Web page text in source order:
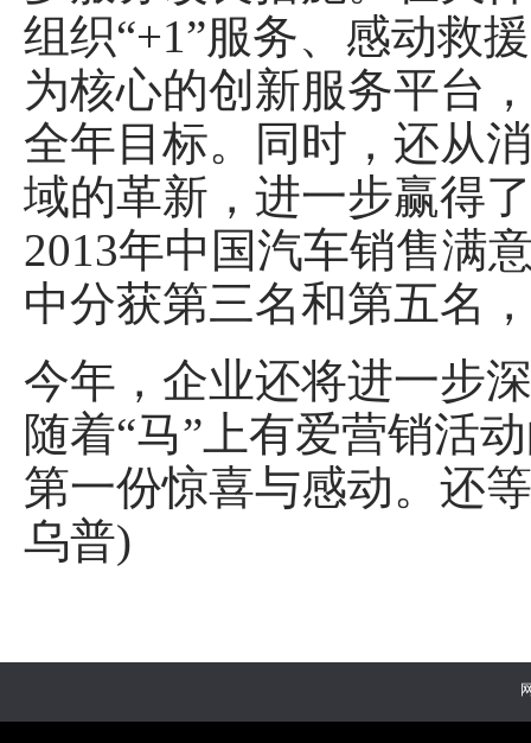
组织“+1”服务、感动救
为核心的创新服务平台
全年目标。同时，还从
域的革新，进一步赢得
2013年中国汽车销售满
中分获第三名和第五名
今年，企业还将进一步
随着“马”上有爱营销活
第一份惊喜与感动。还
乌普)